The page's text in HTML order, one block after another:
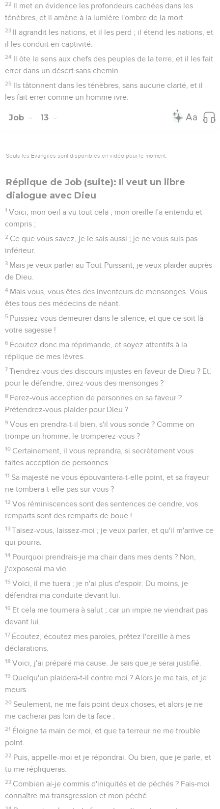
22 Il met en évidence les profondeurs cachées dans les
ténèbres, et il amène à la lumière l'ombre de la mort.
23 Il agrandit les nations, et il les perd ; il étend les nations, et
il les conduit en captivité.
24 Il ôte le sens aux chefs des peuples de la terre, et il les fait
errer dans un désert sans chemin.
25 Ils tâtonnent dans les ténèbres, sans aucune clarté, et il
les fait errer comme un homme ivre.
Job 13
Seuls les Évangiles sont disponibles en vidéo pour le moment.
Réplique de Job (suite): Il veut un libre
dialogue avec Dieu
1 Voici, mon oeil a vu tout cela ; mon oreille l'a entendu et
compris ;
2 Ce que vous savez, je le sais aussi ; je ne vous suis pas
inférieur.
3 Mais je veux parler au Tout-Puissant, je veux plaider auprès
de Dieu.
4 Mais vous, vous êtes des inventeurs de mensonges. Vous
êtes tous des médecins de néant.
5 Puissiez-vous demeurer dans le silence, et que ce soit là
votre sagesse !
6 Écoutez donc ma réprimande, et soyez attentifs à la
réplique de mes lèvres.
7 Tiendrez-vous des discours injustes en faveur de Dieu ? Et,
pour le défendre, direz-vous des mensonges ?
8 Ferez-vous acception de personnes en sa faveur ?
Prétendrez-vous plaider pour Dieu ?
9 Vous en prendra-t-il bien, s'il vous sonde ? Comme on
trompe un homme, le tromperez-vous ?
10 Certainement, il vous reprendra, si secrètement vous
faites acception de personnes.
11 Sa majesté ne vous épouvantera-t-elle point, et sa frayeur
ne tombera-t-elle pas sur vous ?
12 Vos réminiscences sont des sentences de cendre, vos
remparts sont des remparts de boue !
13 Taisez-vous, laissez-moi ; je veux parler, et qu'il m'arrive ce
qui pourra.
14 Pourquoi prendrais-je ma chair dans mes dents ? Non,
j'exposerai ma vie.
15 Voici, il me tuera ; je n'ai plus d'espoir. Du moins, je
défendrai ma conduite devant lui.
16 Et cela me tournera à salut ; car un impie ne viendrait pas
devant lui.
17 Écoutez, écoutez mes paroles, prêtez l'oreille à mes
déclarations.
18 Voici, j'ai préparé ma cause. Je sais que je serai justifié.
19 Quelqu'un plaidera-t-il contre moi ? Alors je me tais, et je
meurs.
20 Seulement, ne me fais point deux choses, et alors je ne
me cacherai pas loin de ta face :
21 Éloigne ta main de moi, et que ta terreur ne me trouble
point.
22 Puis, appelle-moi et je répondrai. Ou bien, que je parle, et
tu me répliqueras.
23 Combien ai-je commis d'iniquités et de péchés ? Fais-moi
connaître ma transgression et mon péché.